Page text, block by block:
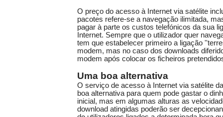
O preço do acesso à Internet via satélite
pacotes refere-se a navegação ilimitada,
pagar à parte os custos telefónicos da sua
Internet. Sempre que o utilizador quer
tem que estabelecer primeiro a ligação
modem, mas no caso dos downloads
modem após colocar os ficheiros
Uma boa alternativa
O serviço de acesso à Internet via satélite
boa alternativa para quem pode gastar o
inicial, mas em algumas alturas as
download atingidas poderão ser